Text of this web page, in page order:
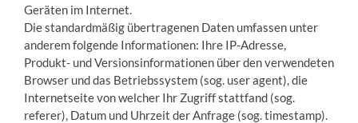
Geräten im Internet.
Die standardmäßig übertragenen Daten umfassen unter
anderem folgende Informationen: Ihre IP-Adresse,
Produkt- und Versionsinformationen über den verwendeten
Browser und das Betriebssystem (sog. user agent), die
Internetseite von welcher Ihr Zugriff stattfand (sog.
referer), Datum und Uhrzeit der Anfrage (sog. timestamp).